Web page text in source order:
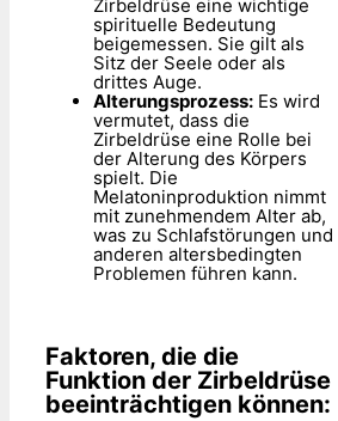
Zirbeldrüse eine wichtige
spirituelle Bedeutung
beigemessen. Sie gilt als
Sitz der Seele oder als
drittes Auge.
Alterungsprozess: Es wird
vermutet, dass die
Zirbeldrüse eine Rolle bei
der Alterung des Körpers
spielt. Die
Melatoninproduktion nimmt
mit zunehmendem Alter ab,
was zu Schlafstörungen und
anderen altersbedingten
Problemen führen kann.
Faktoren, die die
Funktion der Zirbeldrüse
beeinträchtigen können: